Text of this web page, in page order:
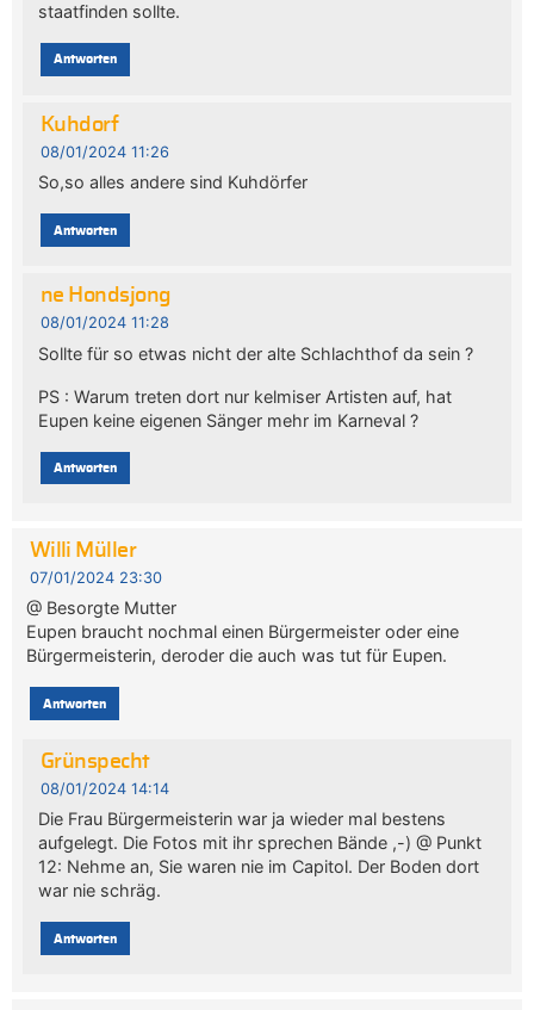
staatfinden sollte.
Antworten
Kuhdorf
08/01/2024 11:26
So,so alles andere sind Kuhdörfer
Antworten
ne Hondsjong
08/01/2024 11:28
Sollte für so etwas nicht der alte Schlachthof da sein ?
PS : Warum treten dort nur kelmiser Artisten auf, hat
Eupen keine eigenen Sänger mehr im Karneval ?
Antworten
Willi Müller
07/01/2024 23:30
@ Besorgte Mutter
Eupen braucht nochmal einen Bürgermeister oder eine
Bürgermeisterin, deroder die auch was tut für Eupen.
Antworten
Grünspecht
08/01/2024 14:14
Die Frau Bürgermeisterin war ja wieder mal bestens
aufgelegt. Die Fotos mit ihr sprechen Bände ,-) @ Punkt
12: Nehme an, Sie waren nie im Capitol. Der Boden dort
war nie schräg.
Antworten